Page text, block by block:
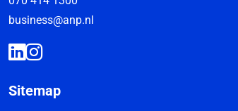
business@anp.nl
Sitemap